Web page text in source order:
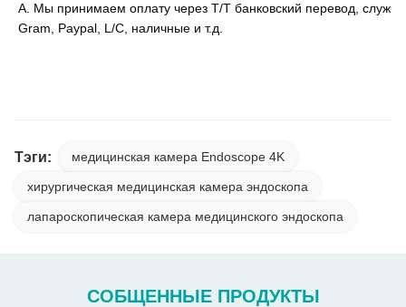
A. Мы принимаем оплату через T/T банковский перевод,
Gram, Paypal, L/C, наличные и т.д.
Тэги: медицинская камера Endoscope 4K
хирургическая медицинская камера эндоскопа
лапароскопическая камера медицинского эндоскопа
СОБЩЕННЫЕ ПРОДУКТЫ